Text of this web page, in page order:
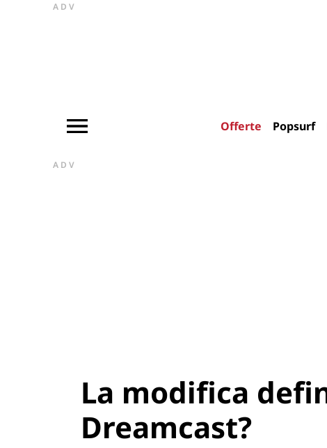
ADV
Offerte Popsurf
ADV
La modifica
Dreamcast?